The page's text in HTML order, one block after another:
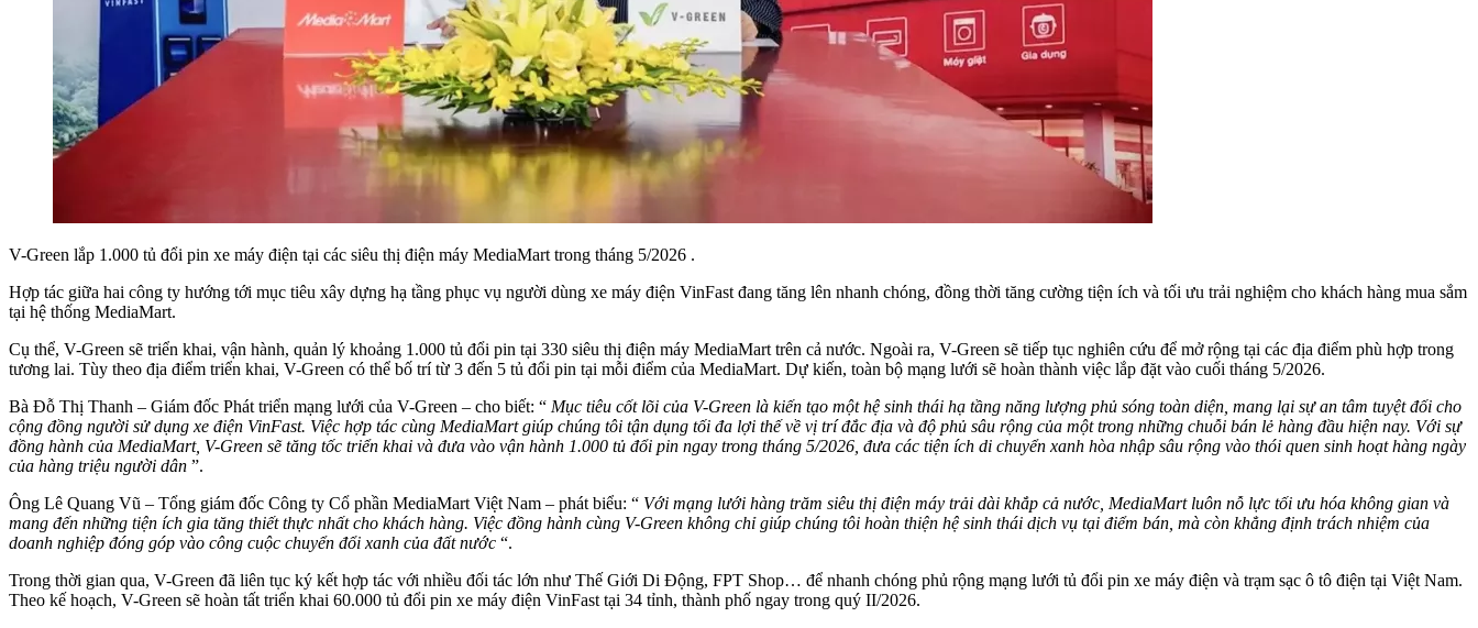
V-Green lắp 1.000 tủ đổi pin xe máy điện tại các siêu thị điện máy MediaMart trong tháng 5/2026 .
Hợp tác giữa hai công ty hướng tới mục tiêu xây dựng hạ tầng phục vụ người dùng xe máy điện VinFast đang tăng lên nhanh chóng, đồng thời tăng cường tiện ích và tối ưu trải nghiệm cho khách hàng mua sắm
tại hệ thống MediaMart.
Cụ thể, V-Green sẽ triển khai, vận hành, quản lý khoảng 1.000 tủ đổi pin tại 330 siêu thị điện máy MediaMart trên cả nước. Ngoài ra, V-Green sẽ tiếp tục nghiên cứu để mở rộng tại các địa điểm phù hợp trong
tương lai. Tùy theo địa điểm triển khai, V-Green có thể bố trí từ 3 đến 5 tủ đổi pin tại mỗi điểm của MediaMart. Dự kiến, toàn bộ mạng lưới sẽ hoàn thành việc lắp đặt vào cuối tháng 5/2026.
Bà Đỗ Thị Thanh – Giám đốc Phát triển mạng lưới của V-Green – cho biết: “ Mục tiêu cốt lõi của V-Green là kiến tạo một hệ sinh thái hạ tầng năng lượng phủ sóng toàn diện, mang lại sự an tâm tuyệt đối cho
cộng đồng người sử dụng xe điện VinFast. Việc hợp tác cùng MediaMart giúp chúng tôi tận dụng tối đa lợi thế về vị trí đắc địa và độ phủ sâu rộng của một trong những chuỗi bán lẻ hàng đầu hiện nay. Với sự
đồng hành của MediaMart, V-Green sẽ tăng tốc triển khai và đưa vào vận hành 1.000 tủ đổi pin ngay trong tháng 5/2026, đưa các tiện ích di chuyển xanh hòa nhập sâu rộng vào thói quen sinh hoạt hàng ngày
của hàng triệu người dân ”.
Ông Lê Quang Vũ – Tổng giám đốc Công ty Cổ phần MediaMart Việt Nam – phát biểu: “ Với mạng lưới hàng trăm siêu thị điện máy trải dài khắp cả nước, MediaMart luôn nỗ lực tối ưu hóa không gian và
mang đến những tiện ích gia tăng thiết thực nhất cho khách hàng. Việc đồng hành cùng V-Green không chỉ giúp chúng tôi hoàn thiện hệ sinh thái dịch vụ tại điểm bán, mà còn khẳng định trách nhiệm của
doanh nghiệp đóng góp vào công cuộc chuyển đổi xanh của đất nước “.
Trong thời gian qua, V-Green đã liên tục ký kết hợp tác với nhiều đối tác lớn như Thế Giới Di Động, FPT Shop… để nhanh chóng phủ rộng mạng lưới tủ đổi pin xe máy điện và trạm sạc ô tô điện tại Việt Nam.
Theo kế hoạch, V-Green sẽ hoàn tất triển khai 60.000 tủ đổi pin xe máy điện VinFast tại 34 tỉnh, thành phố ngay trong quý II/2026.